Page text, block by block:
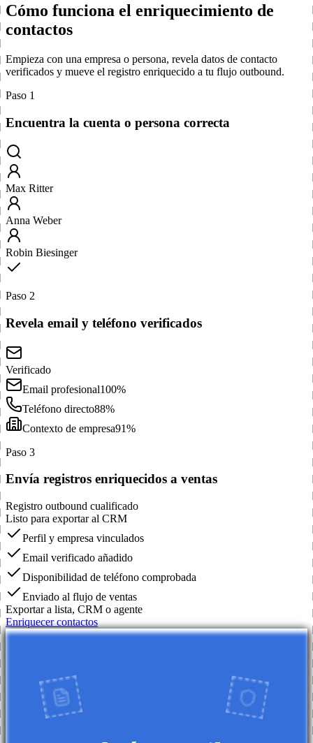
Cómo funciona el enriquecimiento de
contactos
Empieza con una empresa o persona, revela datos de contacto
verificados y mueve el registro enriquecido a tu flujo outbound.
Paso 1
Encuentra la cuenta o persona correcta
Max Ritter
Anna Weber
Robin Biesinger
Paso 2
Revela email y teléfono verificados
Verificado
Email profesional100%
Teléfono directo88%
Contexto de empresa91%
Paso 3
Envía registros enriquecidos a ventas
Registro outbound cualificado
Listo para exportar al CRM
Perfil y empresa vinculados
Email verificado añadido
Disponibilidad de teléfono comprobada
Enviado al flujo de ventas
Exportar a lista, CRM o agente
Enriquecer contactos